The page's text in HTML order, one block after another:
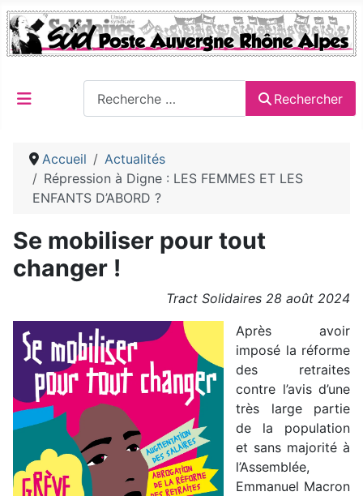
Rechercher
Accueil
Actualités
Répression à Digne : LES FEMMES ET LES
ENFANTS D’ABORD ?
Se mobiliser pour tout
changer !
Tract Solidaires 28 août 2024
Après avoir
imposé la réforme
des retraites
contre l’avis d’une
très large partie
de la population
et sans majorité à
l’Assemblée,
Emmanuel Macron